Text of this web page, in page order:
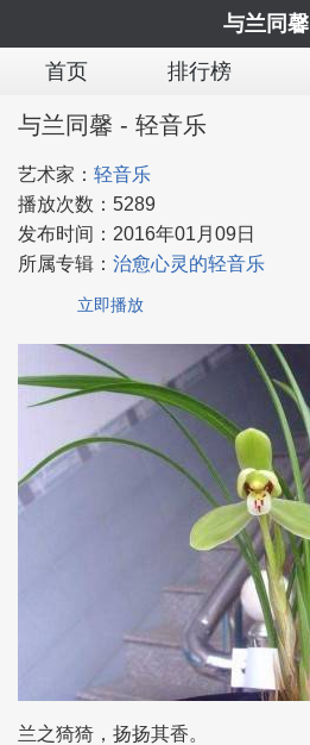
与兰同馨
首页
排行榜
与兰同馨 - 轻音乐
艺术家： 轻音乐
播放次数： 5289
发布时间： 2016年01月09日
所属专辑： 治愈心灵的轻音乐
立即播放
兰之猗猗，扬扬其香。